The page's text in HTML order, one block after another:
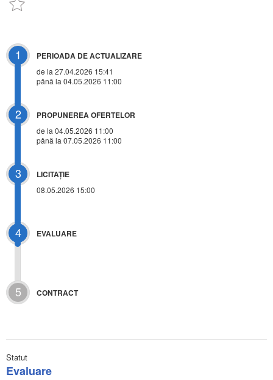
1 PERIOADA DE ACTUALIZARE
de la 27.04.2026 15:41
până la 04.05.2026 11:00
2 PROPUNEREA OFERTELOR
de la 04.05.2026 11:00
până la 07.05.2026 11:00
3 LICITAŢIE
08.05.2026 15:00
4 EVALUARE
5 CONTRACT
Statut
Evaluare